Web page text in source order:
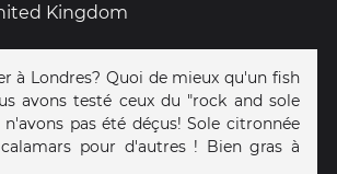
Kingdom
à Londres? Quoi de mieux qu'un fish
avons testé ceux du "rock and sole
pas été déçus! Sole citronnée
pour d'autres ! Bien gras à